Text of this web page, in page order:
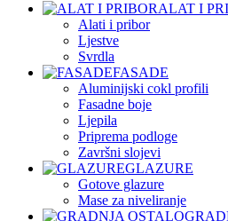
ALAT I
Alati i pribor
Ljestve
Svrdla
FASADE
Aluminijski cokl profili
Fasadne boje
Ljepila
Priprema podloge
Završni slojevi
GLAZURE
Gotove glazure
Mase za niveliranje